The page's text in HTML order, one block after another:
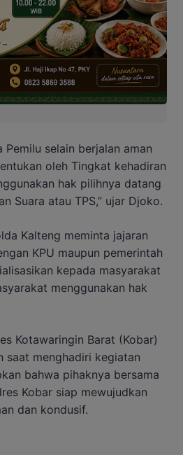
Pemilu selain berjalan aman
oleh Tingkat kehadiran
hak pilihnya datang
Suara atau TPS,” ujar Djoko.
Kalteng meminta jajaran
KPU maupun pemerintah
kepada masyarakat
menggunakan hak
Kotawaringin Barat (Kobar)
saat menghadiri kegiatan
bahwa pihaknya bersama
Kobar siap mewujudkan
dan kondusif.